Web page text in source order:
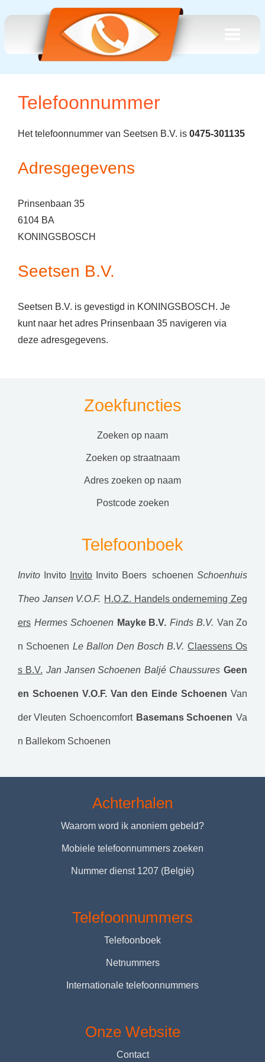
Telefoonnummer
Het telefoonnummer van Seetsen B.V. is 0475-301135
Adresgegevens
Prinsenbaan 35
6104 BA
KONINGSBOSCH
Seetsen B.V.
Seetsen B.V. is gevestigd in KONINGSBOSCH. Je
kunt naar het adres Prinsenbaan 35 navigeren via
deze adresgegevens.
Zoekfuncties
zoeken op naam
zoeken op straatnaam
adres zoeken op naam
postcode zoeken
Telefoonboek
Invito Invito Invito Invito Boers schoenen Schoenhuis
Theo Jansen V.O.F. H.O.Z. Handels onderneming Zeg
ers Hermes Schoenen Mayke B.V. Finds B.V. Van Zo
n Schoenen Le Ballon Den Bosch B.V. Claessens Os
s B.V. Jan Jansen Schoenen Baljé Chaussures Geen
en Schoenen V.O.F. Van den Einde Schoenen Van
der Vleuten Schoencomfort Basemans Schoenen Va
n Ballekom Schoenen
Achterhalen
Waarom word ik anoniem gebeld?
Mobiele telefoonnummers zoeken
Nummer dienst 1207 (België)
Telefoonnummers
Telefoonboek
Netnummers
Internationale telefoonnummers
Onze Website
Contact